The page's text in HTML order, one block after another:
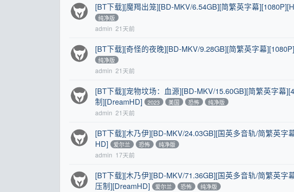
[BT下载][魔羯出笼][BD-MKV/6.54GB][简繁英字幕
纯净版
admin 21天前
[BT下载][奇怪的夜晚][BD-MKV/9.28GB][简繁英字幕
纯净版
admin 21天前
[BT下载][宠物坟场：血源][BD-MKV/15.60GB][简繁英字幕
制][DreamHD]
2023 美国 恐怖 纯净版
admin 21天前
[BT下载][木乃伊][BD-MKV/24.03GB][国英多音轨/简繁英字
HD]
爱尔兰 恐怖 纯净版
admin 17天前
[BT下载][木乃伊][BD-MKV/71.36GB][国英多音轨/简繁英
压制][DreamHD]
爱尔兰 恐怖 纯净版